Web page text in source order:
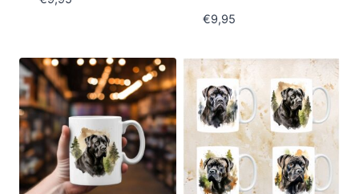
€9,95